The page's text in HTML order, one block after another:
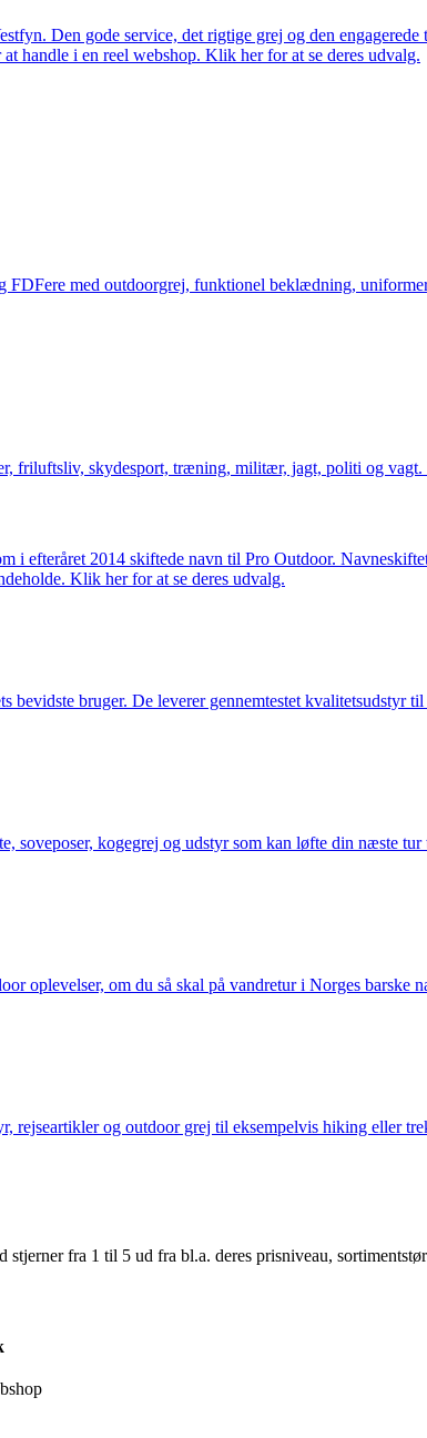
Den gode service, det rigtige grej og den
handle i en reel webshop. Klik her for at se deres udvalg.
med outdoorgrej, funktionel beklædning,
friluftsliv, skydesport, træning, militær, jagt, politi og
i efteråret 2014 skiftede navn til Pro Outdoor.
Klik her for at se deres udvalg.
bruger. De leverer gennemtestet kvalitetsudstyr
soveposer, kogegrej og udstyr som kan løfte din næste
oplevelser, om du så skal på vandretur i Norges
rejseartikler og outdoor grej til eksempelvis hiking eller
fra 1 til 5 ud fra bl.a. deres prisniveau,